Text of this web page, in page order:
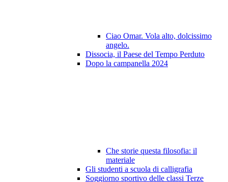
Ciao Omar. Vola alto, dolcissimo
angelo.
Dissocia, il Paese del Tempo Perduto
Dopo la campanella 2024
Che storie questa filosofia: il
materiale
Gli studenti a scuola di calligrafia
Soggiorno sportivo delle classi Terze